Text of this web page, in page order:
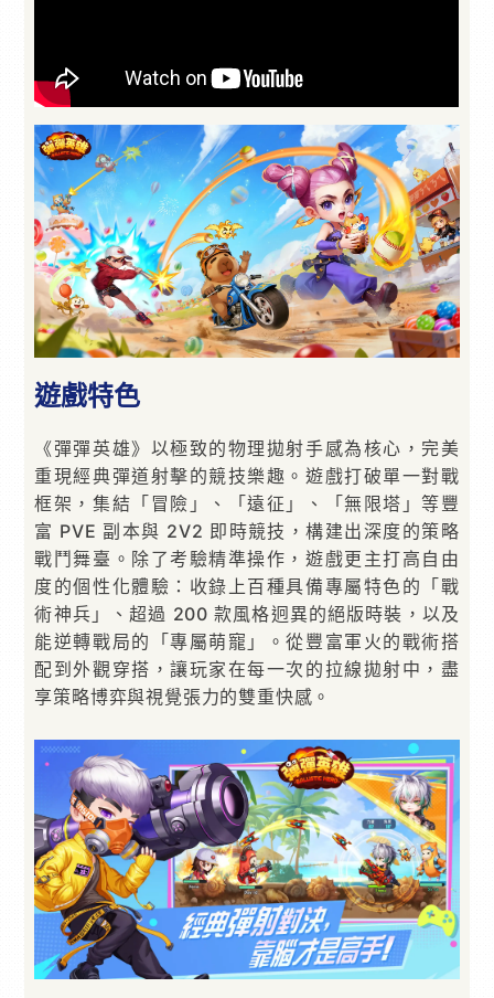
遊戲特色
《彈彈英雄》以極致的物理拋射手感為核心，完美
重現經典彈道射擊的競技樂趣。遊戲打破單一對戰
框架，集結「冒險」、「遠征」、「無限塔」等豐
富 PVE 副本與 2V2 即時競技，構建出深度的策略
戰鬥舞臺。除了考驗精準操作，遊戲更主打高自由
度的個性化體驗：收錄上百種具備專屬特色的「戰
術神兵」、超過 200 款風格迥異的絕版時裝，以及
能逆轉戰局的「專屬萌寵」。從豐富軍火的戰術搭
配到外觀穿搭，讓玩家在每一次的拉線拋射中，盡
享策略博弈與視覺張力的雙重快感。